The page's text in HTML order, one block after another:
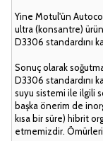
Yine Motul'ün
ultra (konsantre)
D3306 standardını
Sonuç olarak
D3306 standardını
suyu sistemi ile ilgili
başka önerim de
kısa bir süre) hibrit
etmemizdir.